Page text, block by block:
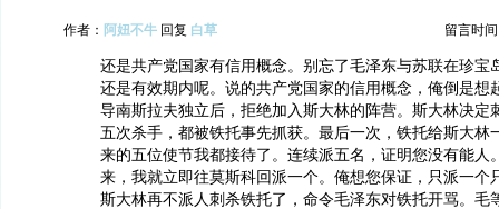
作者： 阿妞不牛 回复 白草 留言时间
还是共产党国家有信用概念。别忘了毛泽东与苏联在珍宝
还是有效期内呢。说的共产党国家的信用概念，俺倒是想
导南斯拉夫独立后，拒绝加入斯大林的阵营。斯大林决定
五次杀手，都被铁托事先抓获。最后一次，铁托给斯大林
来的五位使节我都接待了。连续派五名，证明您没有能人
来，我就立即往莫斯科回派一个。俺想您保证，只派一个
斯大林再不派人刺杀铁托了，命令毛泽东对铁托开骂。毛